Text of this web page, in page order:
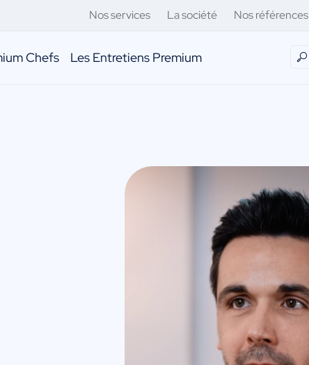
Nos services La société Nos références
Chefs Les Entretiens Premium